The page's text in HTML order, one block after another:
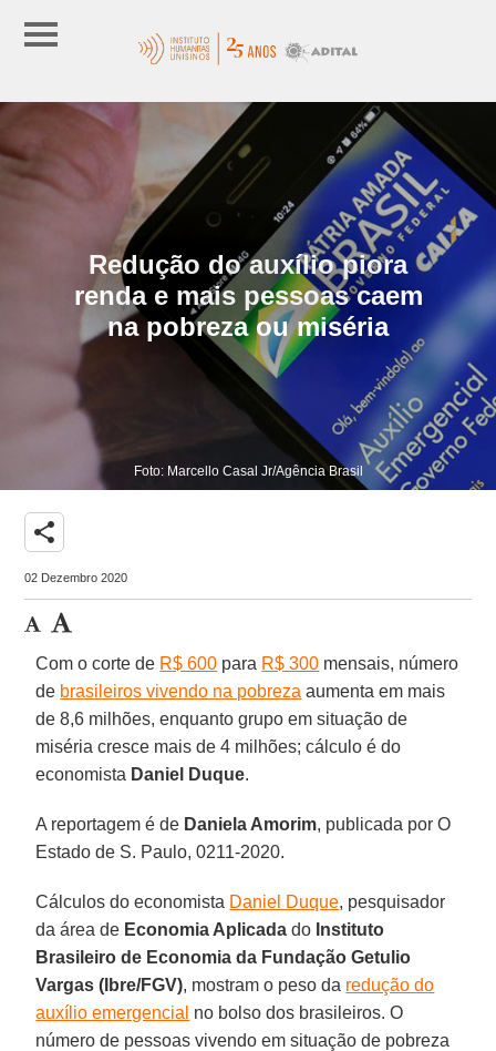
Redução do auxílio piora
renda e mais pessoas caem
na pobreza ou miséria
Foto: Marcello Casal Jr/Agência Brasil
share
02 Dezembro 2020
Com o corte de R$ 600 para R$ 300 mensais, número
de brasileiros vivendo na pobreza aumenta em mais
de 8,6 milhões, enquanto grupo em situação de
miséria cresce mais de 4 milhões; cálculo é do
economista Daniel Duque.
A reportagem é de Daniela Amorim, publicada por O
Estado de S. Paulo, 0211-2020.
Cálculos do economista Daniel Duque, pesquisador
da área de Economia Aplicada do Instituto
Brasileiro de Economia da Fundação Getulio
Vargas (Ibre/FGV), mostram o peso da redução do
auxílio emergencial no bolso dos brasileiros. O
número de pessoas vivendo em situação de pobreza